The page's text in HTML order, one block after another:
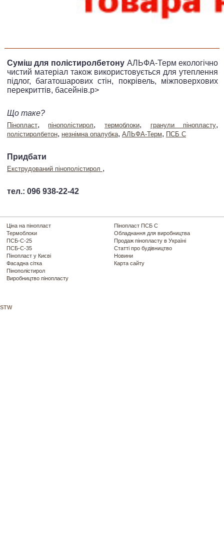
Суміш для полістиролбетону АЛЬФА-Терм екологічно
чистий матеріал також використовується для утеплення
підлог, багатошарових стін, покрівель, міжповерхових
перекриттів, басейнів.p>
Що таке?
Пінопласт, пінополістирол,термоблоки, гранули пінопласту,
полістиролбетон, незнімна опалубка, АЛЬФА-Терм, ПСБ С
Придбати
Екструдований пінополістирол ,
тел.: 096 938-22-42
Ціна на пінопласт
Термоблоки
ПСБ-С-25
ПСБ-С-35
Пінопласт у Києві
Фасадна сітка
Пінополістирол
Виробництво пінопласту
Пінопласт ПСБ С
Обладнання для виробництва
Продаж пінопласту в Україні
Статті про будівництво
Новини
Карта сайту
STW